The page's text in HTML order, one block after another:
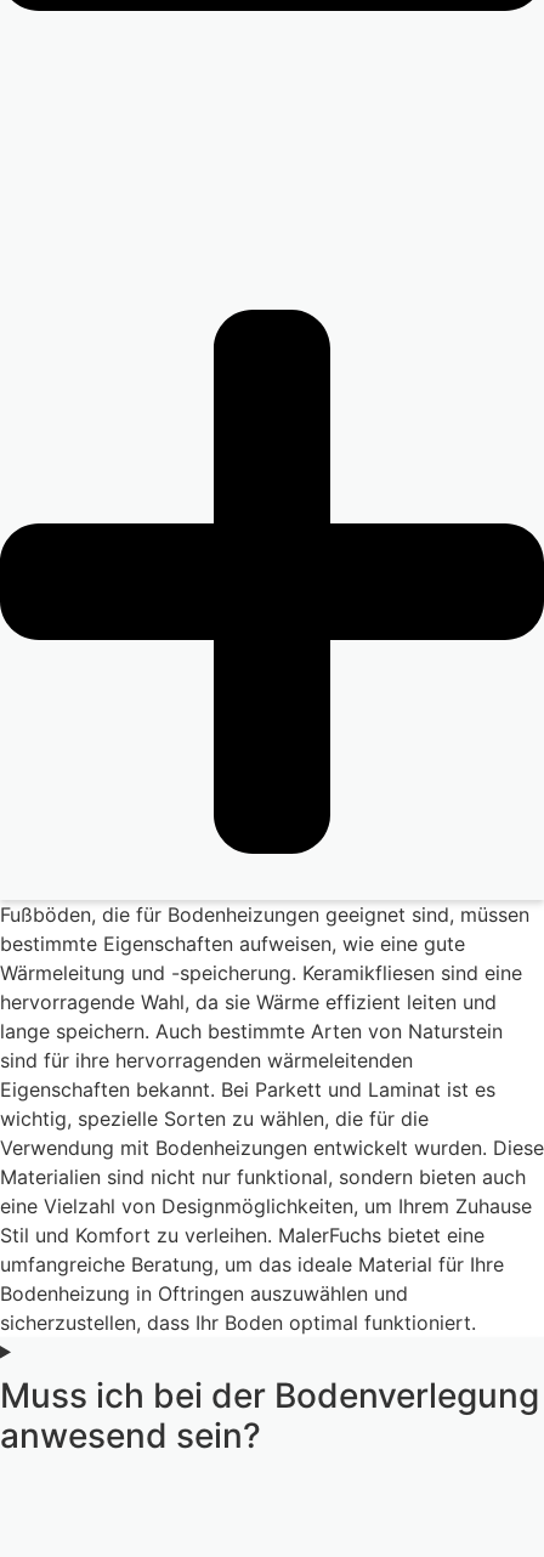
Fußböden, die für Bodenheizungen geeignet sind, müssen
bestimmte Eigenschaften aufweisen, wie eine gute
Wärmeleitung und -speicherung. Keramikfliesen sind eine
hervorragende Wahl, da sie Wärme effizient leiten und
lange speichern. Auch bestimmte Arten von Naturstein
sind für ihre hervorragenden wärmeleitenden
Eigenschaften bekannt. Bei Parkett und Laminat ist es
wichtig, spezielle Sorten zu wählen, die für die
Verwendung mit Bodenheizungen entwickelt wurden. Diese
Materialien sind nicht nur funktional, sondern bieten auch
eine Vielzahl von Designmöglichkeiten, um Ihrem Zuhause
Stil und Komfort zu verleihen. MalerFuchs bietet eine
umfangreiche Beratung, um das ideale Material für Ihre
Bodenheizung in Oftringen auszuwählen und
sicherzustellen, dass Ihr Boden optimal funktioniert.
Muss ich bei der Bodenverlegung
anwesend sein?